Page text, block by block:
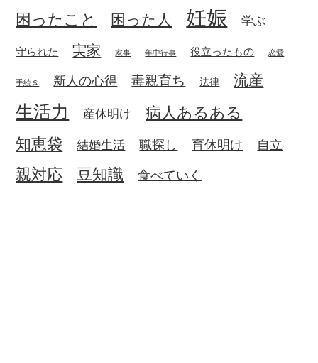
困ったこと 困った人 妊娠 学ぶ
守られた 実家 家事 年中行事 役立ったもの 恋愛
手続き 新人の心得 毒親育ち 法律 流産
生活力 産休明け
病人あるある
知恵袋
結婚生活 職探し 育休明け 自立
親対応 豆知識 食べていく